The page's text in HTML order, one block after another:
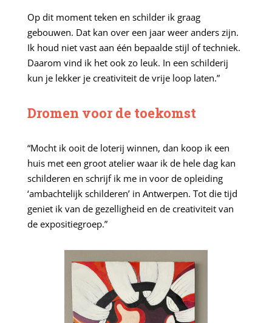
Op dit moment teken en schilder ik graag
gebouwen. Dat kan over een jaar weer anders zijn.
Ik houd niet vast aan één bepaalde stijl of techniek.
Daarom vind ik het ook zo leuk. In een schilderij
kun je lekker je creativiteit de vrije loop laten.”
Dromen voor de toekomst
“Mocht ik ooit de loterij winnen, dan koop ik een
huis met een groot atelier waar ik de hele dag kan
schilderen en schrijf ik me in voor de opleiding
‘ambachtelijk schilderen’ in Antwerpen. Tot die tijd
geniet ik van de gezelligheid en de creativiteit van
de expositiegroep.”